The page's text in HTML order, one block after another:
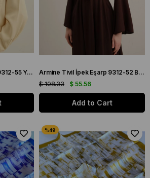
Armine Tivil İpek Eşarp 9312-55 Yeşil Karışık Desen
Armine Tivil İpek Eşarp 9312-52 Bordo Karışık Desen
$ 55.56
$ 108.33
Add to Cart